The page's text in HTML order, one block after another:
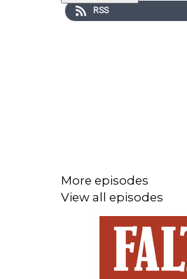
RSS
More episodes
View all episodes